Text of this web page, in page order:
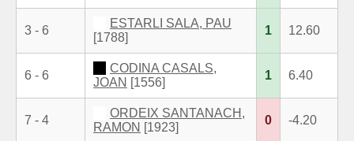
3 - 6
ESTARLI SALA, PAU
[1788]
1 12.60
6 - 6
CODINA CASALS,
JOAN [1556]
1 6.40
7 - 4
ORDEIX SANTANACH,
RAMON [1923]
0 -4.20